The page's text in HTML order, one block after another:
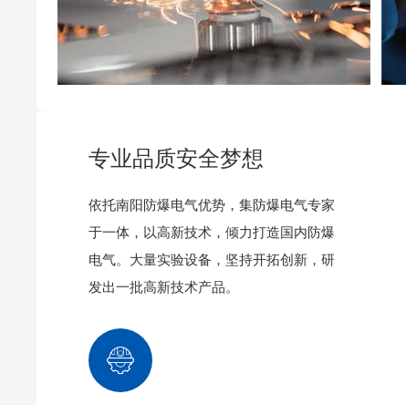
专业品质安全梦想
依托南阳防爆电气优势，集防爆电气专家
于一体，以高新技术，倾力打造国内防爆
电气。大量实验设备，坚持开拓创新，研
发出一批高新技术产品。